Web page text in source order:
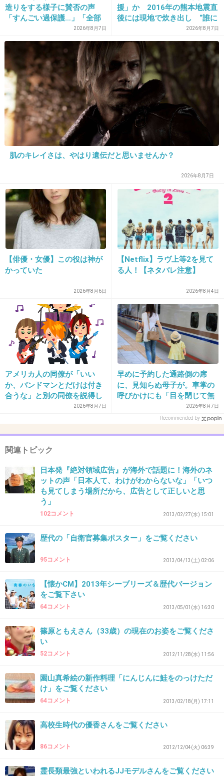
+14 -2
2013/04/03(水) 17:21:51
考えない人
出典：img.pics.livedoor.com
我慢くらいはへの河童
帰らざる傘
出典：img.pics.livedoor.com
+33
23. 匿名 2013/04/03(水) 17:22:17
昔のはおしゃれなポスターが多いね
+39
24. 匿名 2013/04/03(水) 17:22:48
９のスーパーマンの表情が何とも言えないｗｗ
25. 匿名2013/04/03(水) 17:23:39
海でやろうがツボｗｗｗ
26. 匿名2013/04/03(水) 17:25:03
周囲の人の冷めた表情がいいｗ
27. 匿名2013/04/03(水) 17:26:13
ドラえもんのなんか心があったかくなった
+26 -0
28. 匿名2013/04/03(水) 17:30:02
なんか難しくて理解するのに時間がかかった
造りをする様子に賛否の声
「すんごい過保護…」「全部
ママが準備してくれるんだ」
2026年8月7日
援」か 2016年の熊本地震直
後には現地で炊き出し “誰に
も知られなくて良い”と、むし
ろ強まる福祉活動への思い
2026年8月7日
肌のキレイさは、やはり遺伝だと思いませんか？
2026年8月7日
【俳優・女優】この役は神が
かっていた
2026年8月6日
【Netflix】ラヴ上等2を見て
る人！【ネタバレ注意】
2026年8月4日
アメリカ人の同僚が「いい
か、バンドマンとだけは付き
合うな」と別の同僚を説得し
ており、そこにフランス人と
2026年8月7日
早めに予約した通路側の席
に、見知らぬ母子が。車掌の
呼びかけにも「目を閉じて無
視」して居座られました。無
理やり奪われた席は、結局“や
のでしょうか？
2026年8月7日
Recommended by
関連トピック
日本発『絶対領域広告』が海外で話題に！海外のネ
ットの声「日本人て、わけがわからないな」「いつ
も見てしまう場所だから、広告として正しいと思
う」
102コメント 2013/02/27(水) 15:01
歴代の「自衛官募集ポスター」をご覧ください
95コメント 2013/04/13(土) 02:06
【懐かCM】2013年シーブリーズ＆歴代バージョン
をご覧下さい
64コメント 2013/05/01(水) 16:30
篠原ともえさん（33歳）の現在のお姿をご覧くださ
い
52コメント 2012/11/28(水) 11:56
園山真希絵の新作料理「にんじんに鮭をのっけただ
け」をご覧ください
64コメント 2013/02/18(月) 17:11
高校生時代の優香さんをご覧ください
86コメント 2012/12/04(火) 06:39
霊長類最強といわれるJJモデルさんをご覧ください